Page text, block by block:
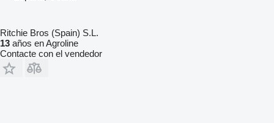
Ritchie Bros (Spain) S.L.
13 años en Agroline
Contacte con el vendedor